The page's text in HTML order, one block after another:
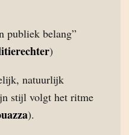
publiek belang”
)
natuurlijk
stijl volgt het ritme
).